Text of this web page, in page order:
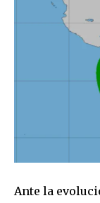
Ante la